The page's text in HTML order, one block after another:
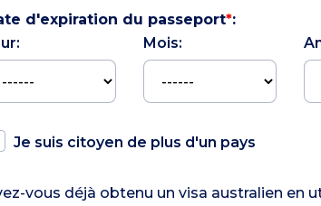
d'expiration du passeport*:
Mois:
Je suis citoyen de plus d'un pays
vous déjà obtenu un visa australien en